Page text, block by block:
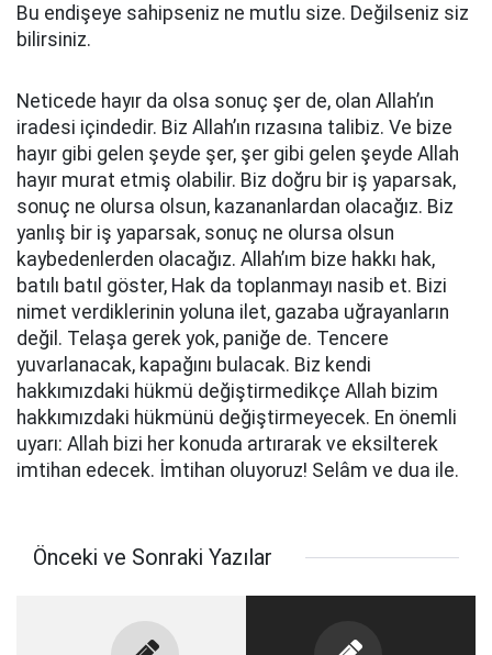
Bu endişeye sahipseniz ne mutlu size. Değilseniz siz
bilirsiniz.
Neticede hayır da olsa sonuç şer de, olan Allah’ın
iradesi içindedir. Biz Allah’ın rızasına talibiz. Ve bize
hayır gibi gelen şeyde şer, şer gibi gelen şeyde Allah
hayır murat etmiş olabilir. Biz doğru bir iş yaparsak,
sonuç ne olursa olsun, kazananlardan olacağız. Biz
yanlış bir iş yaparsak, sonuç ne olursa olsun
kaybedenlerden olacağız. Allah’ım bize hakkı hak,
batılı batıl göster, Hak da toplanmayı nasib et. Bizi
nimet verdiklerinin yoluna ilet, gazaba uğrayanların
değil. Telaşa gerek yok, paniğe de. Tencere
yuvarlanacak, kapağını bulacak. Biz kendi
hakkımızdaki hükmü değiştirmedikçe Allah bizim
hakkımızdaki hükmünü değiştirmeyecek. En önemli
uyarı: Allah bizi her konuda artırarak ve eksilterek
imtihan edecek. İmtihan oluyoruz! Selâm ve dua ile.
Önceki ve Sonraki Yazılar